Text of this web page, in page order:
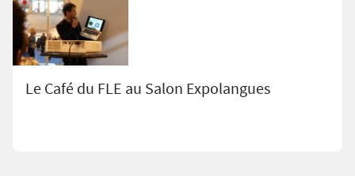
Le Café du FLE au Salon Expolangues